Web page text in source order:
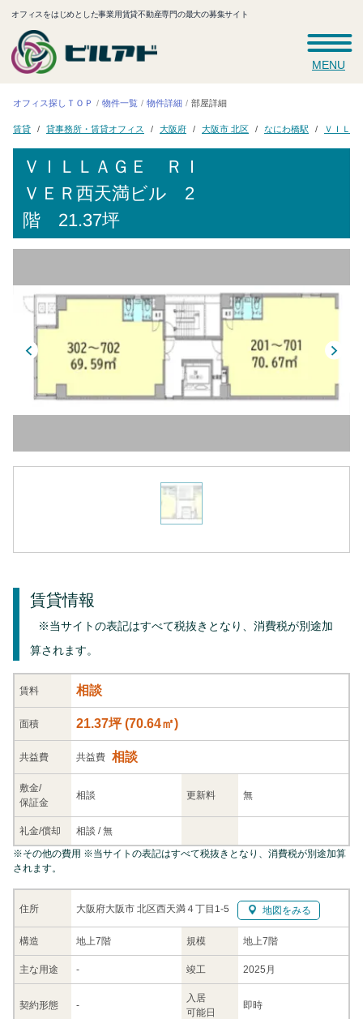
オフィスをはじめとした事業用賃貸不動産専門の最大の募集サイト
MENU
オフィス探しＴＯＰ 物件一覧 物件詳細 部屋詳細
賃貸 貸事務所・賃貸オフィス 大阪府 大阪市 北区 なにわ橋駅 ＶＩＬ
ＶＩＬＬＡＧＥ ＲＩ
ＶＥＲ西天満ビル 2
階 21.37坪
賃貸情報
※当サイトの表記はすべて税抜きとなり、消費税が別途加
算されます。
賃料 相談
面積 21.37坪(70.64㎡)
共益費 共益費 相談
敷金/
保証金
相談 更新料 無
礼金/償却 相談 /無
住所 大阪府大阪市 北区西天満４丁目1-5 地図をみる
構造 地上7階 規模 地上7階
主な用途 - 竣工 2025月
契約形態 -
入居
可能日
即時
※その他の費用 ※当サイトの表記はすべて税抜きとなり、消費税が別途加算
されます。